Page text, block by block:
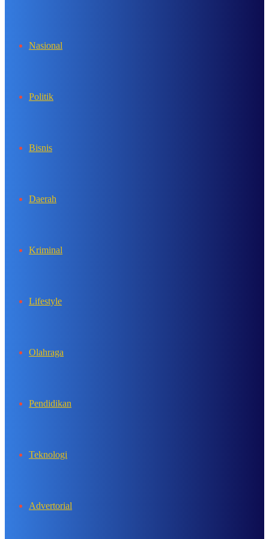
Nasional
Politik
Bisnis
Daerah
Kriminal
Lifestyle
Olahraga
Pendidikan
Teknologi
Advertorial